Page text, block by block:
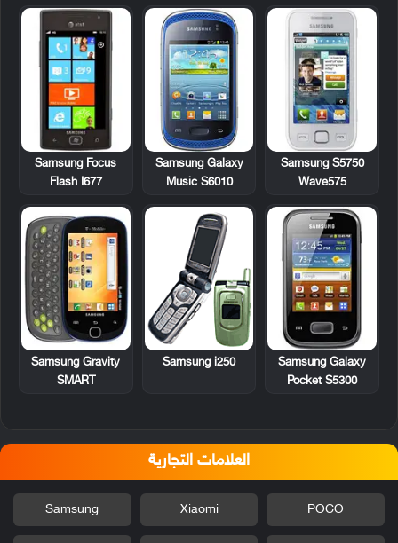
Samsung S5750
Wave575
Samsung Galaxy
Music S6010
Samsung Focus
Flash I677
Samsung Galaxy
Pocket S5300
Samsung i250
Samsung Gravity
SMART
العلامات التجارية
POCO
Xiaomi
Samsung